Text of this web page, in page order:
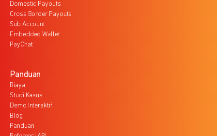
Domestic Payouts
Cross Border Payouts
Sub Account
Embedded Wallet
PayChat
Panduan
Biaya
Studi Kasus
Demo Interaktif
Blog
Panduan